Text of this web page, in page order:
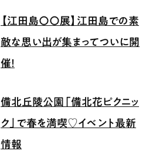
【江田島〇〇展】江田島での素
敵な思い出が集まってついに開
催！
備北丘陵公園「備北花ピクニッ
ク」で春を満喫♡イベント最新
情報